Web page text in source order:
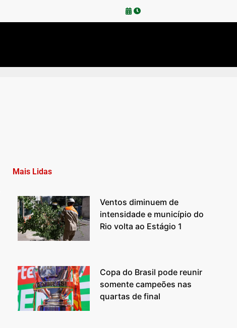
Mais Lidas
Ventos diminuem de
intensidade e município do
Rio volta ao Estágio 1
Copa do Brasil pode reunir
somente campeões nas
quartas de final